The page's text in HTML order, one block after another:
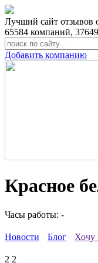
Лучший сайт отзывов
65584 компаний,
Добавить компанию
Красное
Часы работы: -
Новости Блог Хочу
2 2